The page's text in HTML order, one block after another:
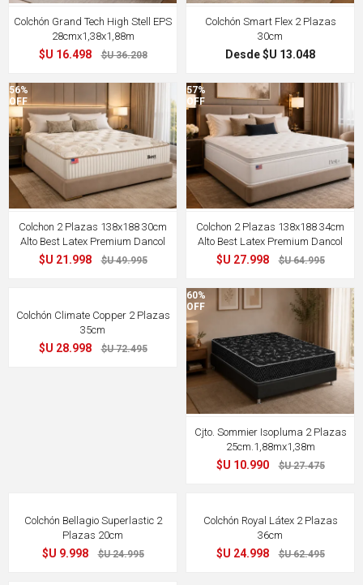
Colchón Grand Tech High Stell EPS
28cmx1,38x1,88m
$U 16.498 $U 36.208
Colchón Smart Flex 2 Plazas
30cm
Desde $U 13.048
56%
OFF
Colchon 2 Plazas 138x188 30cm
Alto Best Latex Premium Dancol
$U 21.998 $U 49.995
57%
OFF
Colchon 2 Plazas 138x188 34cm
Alto Best Latex Premium Dancol
$U 27.998 $U 64.995
Colchón Climate Copper 2 Plazas
35cm
$U 28.998 $U 72.495
60%
OFF
Cjto. Sommier Isopluma 2 Plazas
25cm.1,88mx1,38m
$U 10.990 $U 27.475
Colchón Bellagio Superlastic 2
Plazas 20cm
$U 9.998 $U 24.995
Colchón Royal Látex 2 Plazas
36cm
$U 24.998 $U 62.495